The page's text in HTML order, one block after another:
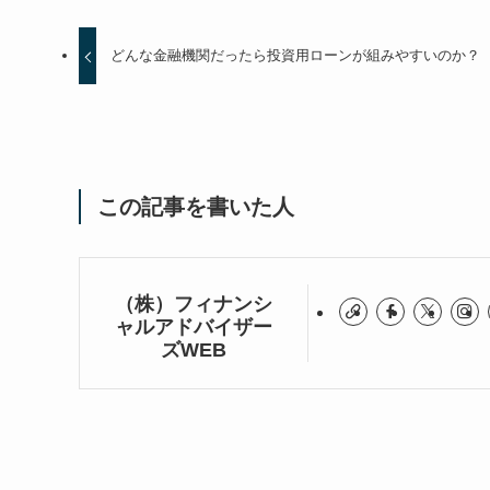
どんな金融機関だったら投資用ローンが組みやすいのか？
この記事を書いた人
（株）フィナンシ
ャルアドバイザー
ズWEB